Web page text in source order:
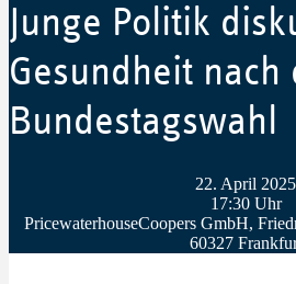
Junge Politik
Gesundheit nach
Bundestagswahl
22. April 2025
17:30 Uhr
PricewaterhouseCoopers GmbH,
60327